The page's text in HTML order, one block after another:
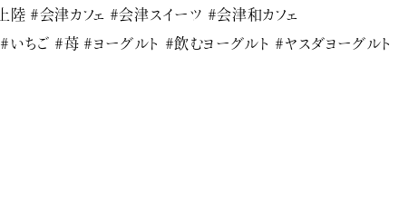
陸 #会津カフェ #会津スイーツ #会津和カフェ
いちご #苺 #ヨーグルト #飲むヨーグルト #ヤスダヨーグルト